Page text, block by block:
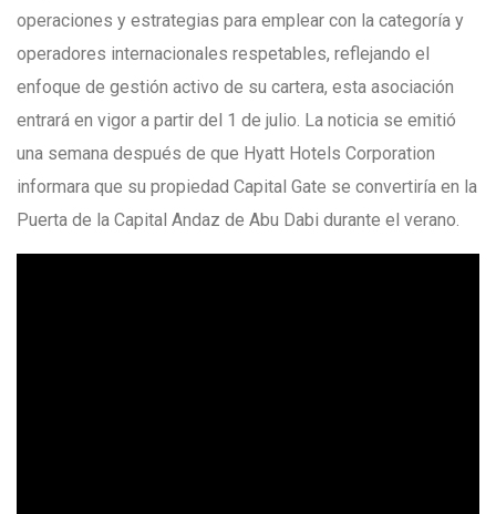
operaciones y estrategias para emplear con la categoría y
operadores internacionales respetables, reflejando el
enfoque de gestión activo de su cartera, esta asociación
entrará en vigor a partir del 1 de julio. La noticia se emitió
una semana después de que Hyatt Hotels Corporation
informara que su propiedad Capital Gate se convertiría en la
Puerta de la Capital Andaz de Abu Dabi durante el verano.